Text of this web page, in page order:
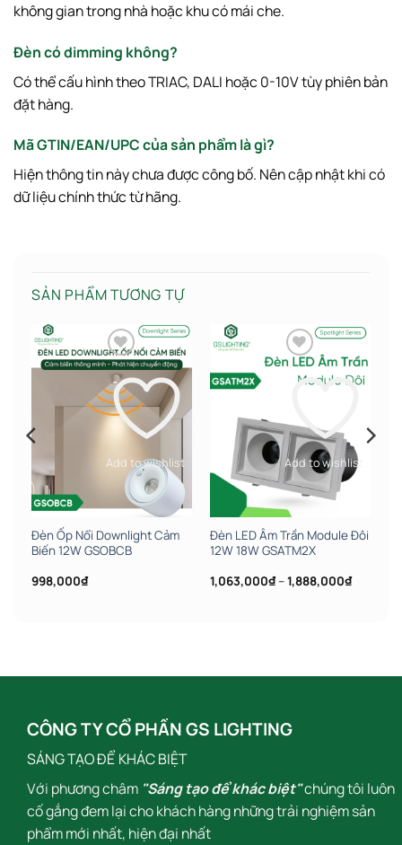
không gian trong nhà hoặc khu có mái che.
Đèn có dimming không?
Có thể cấu hình theo TRIAC, DALI hoặc 0-10V tùy phiên bản
đặt hàng.
Mã GTIN/EAN/UPC của sản phẩm là gì?
Hiện thông tin này chưa được công bố. Nên cập nhật khi có
dữ liệu chính thức từ hãng.
SẢN PHẨM TƯƠNG TỰ
Add to wishlist
Đèn Ốp Nổi Downlight Cảm
Biến 12W GSOBCB
998,000₫
Add to wishlist
Đèn LED Âm Trần Module Đôi
12W 18W GSATM2X
1,063,000₫–1,888,000₫Khoảng
CÔNG TY CỔ PHẦN GS LIGHTING
SÁNG TẠO ĐỂ KHÁC BIỆT
Với phương châm "Sáng tạo để khác biệt"chúng tôi luôn
cố gắng đem lại cho khách hàng những trải nghiệm sản
phẩm mới nhất, hiện đại nhất